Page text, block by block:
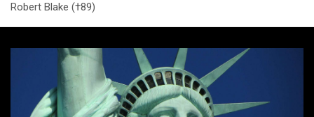
Robert Blake (†89)